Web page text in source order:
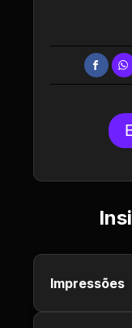
Impressões